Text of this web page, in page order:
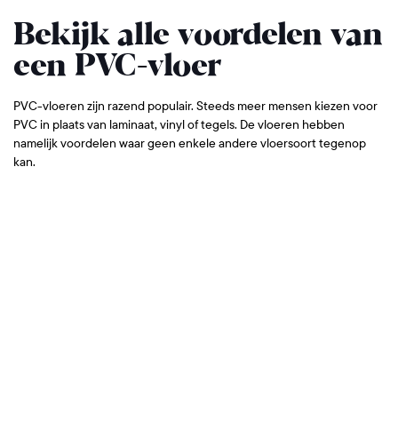
Bekijk alle voordelen van
een PVC-vloer
PVC-vloeren zijn razend populair. Steeds meer mensen kiezen voor
PVC in plaats van laminaat, vinyl of tegels. De vloeren hebben
namelijk voordelen waar geen enkele andere vloersoort tegenop
kan.